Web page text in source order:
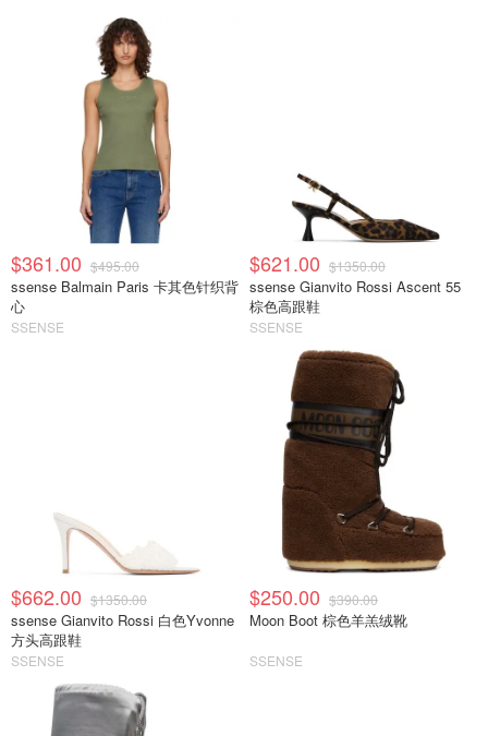
$361.00 $495.00
ssense Balmain Paris 卡其色针织背
心
SSENSE
$621.00 $1350.00
ssense Gianvito Rossi Ascent 55
棕色高跟鞋
SSENSE
$662.00 $1350.00
ssense Gianvito Rossi 白色Yvonne
方头高跟鞋
SSENSE
$250.00 $390.00
Moon Boot 棕色羊羔绒靴
SSENSE